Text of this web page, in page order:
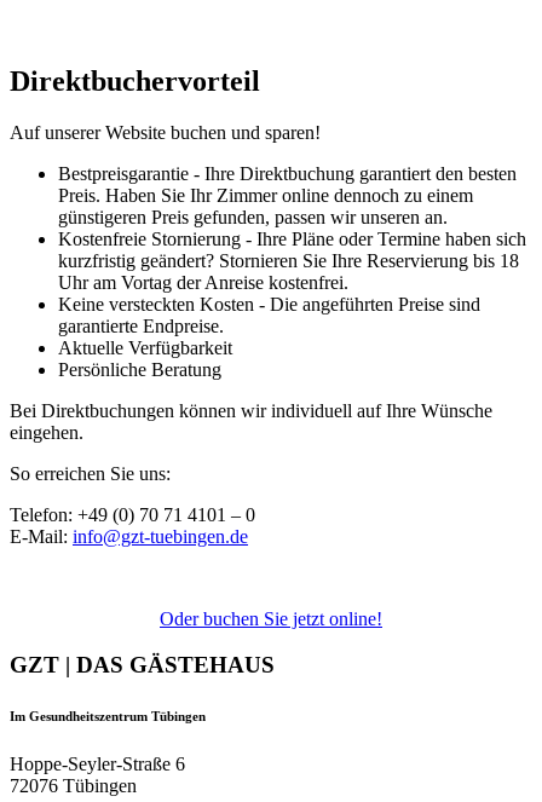
Direktbuchervorteil
Auf unserer Website buchen und sparen!
Bestpreisgarantie - Ihre Direktbuchung garantiert den besten
Preis. Haben Sie Ihr Zimmer online dennoch zu einem
günstigeren Preis gefunden, passen wir unseren an.
Kostenfreie Stornierung - Ihre Pläne oder Termine haben sich
kurzfristig geändert? Stornieren Sie Ihre Reservierung bis 18
Uhr am Vortag der Anreise kostenfrei.
Keine versteckten Kosten - Die angeführten Preise sind
garantierte Endpreise.
Aktuelle Verfügbarkeit
Persönliche Beratung
Bei Direktbuchungen können wir individuell auf Ihre Wünsche
eingehen.
So erreichen Sie uns:
Telefon: +49 (0) 70 71 4101 – 0
E-Mail: info@gzt-tuebingen.de
Oder buchen Sie jetzt online!
GZT | DAS GÄSTEHAUS
Im Gesundheitszentrum Tübingen
Hoppe-Seyler-Straße 6
72076 Tübingen